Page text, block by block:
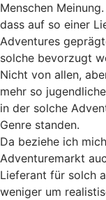
Menschen
dass auf so einer
Adventures
solche bevorzugt
Nicht von allen,
mehr so
in der solche
Genre standen.
Da beziehe ich
Adventuremarkt
Lieferant für solch
weniger um